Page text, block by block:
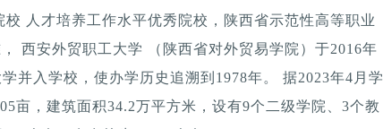
人才培养工作水平优秀院校，陕西省示范性高等职业
西安外贸职工大学 （陕西省对外贸易学院）于2016年
并入学校，使办学历史追溯到1978年。 据2023年4月学
亩，建筑面积34.2万平方米，设有9个二级学院、3个教